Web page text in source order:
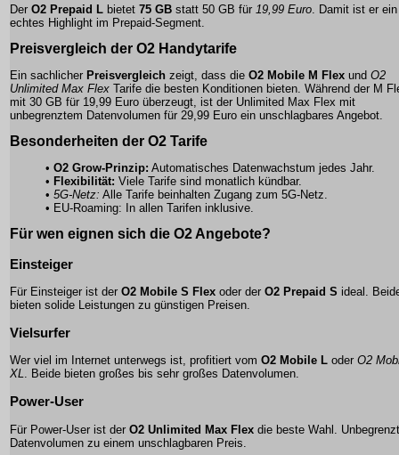
Der O2 Prepaid L bietet 75 GB statt 50 GB für 19,99 Euro. Damit ist er ein
echtes Highlight im Prepaid-Segment.
Preisvergleich der O2 Handytarife
Ein sachlicher Preisvergleich zeigt, dass die O2 Mobile M Flex und O2
Unlimited Max Flex Tarife die besten Konditionen bieten. Während der M
mit 30 GB für 19,99 Euro überzeugt, ist der Unlimited Max Flex mit
unbegrenztem Datenvolumen für 29,99 Euro ein unschlagbares Angebot.
Besonderheiten der O2 Tarife
• O2 Grow-Prinzip: Automatisches Datenwachstum jedes Jahr.
• Flexibilität: Viele Tarife sind monatlich kündbar.
• 5G-Netz: Alle Tarife beinhalten Zugang zum 5G-Netz.
• EU-Roaming: In allen Tarifen inklusive.
Für wen eignen sich die O2 Angebote?
Einsteiger
Für Einsteiger ist der O2 Mobile S Flex oder der O2 Prepaid S ideal.
bieten solide Leistungen zu günstigen Preisen.
Vielsurfer
Wer viel im Internet unterwegs ist, profitiert vom O2 Mobile L oder O2
XL. Beide bieten großes bis sehr großes Datenvolumen.
Power-User
Für Power-User ist der O2 Unlimited Max Flex die beste Wahl.
Datenvolumen zu einem unschlagbaren Preis.